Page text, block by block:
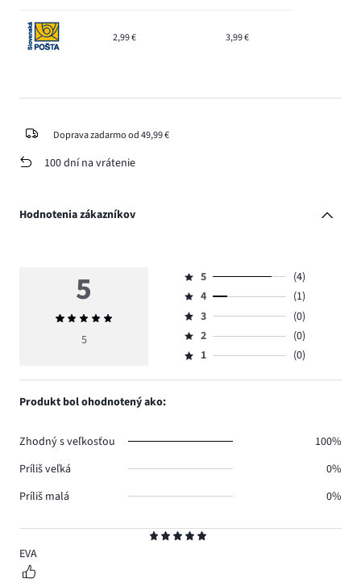
2,99 € 3,99 €
Doprava zadarmo od 49,99 €
100 dní na vrátenie
Hodnotenia zákazníkov
5
EVA
5
Priemerné
hodnotenie
5
Hodnotenie
5,
počet
hlasov
4.
5
(4)
Hodnotenie
4,
počet
hlasov
4
(1)
Hodnotenie
3,
počet
3
(0)
Hodnotenie
2,
2
(0)
Hodnotenie
1,
1 (0)
Produkt bol ohodnotený ako:
Zhodný s veľkosťou
100%
Príliš veľká
0%
Príliš malá
0%